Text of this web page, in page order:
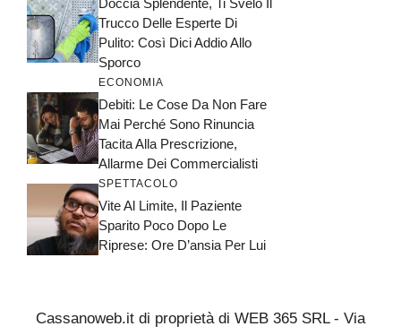
Doccia Splendente, Ti Svelo Il
Trucco Delle Esperte Di
Pulito: Così Dici Addio Allo
Sporco
ECONOMIA
Debiti: Le Cose Da Non Fare
Mai Perché Sono Rinuncia
Tacita Alla Prescrizione,
Allarme Dei Commercialisti
SPETTACOLO
Vite Al Limite, Il Paziente
Sparito Poco Dopo Le
Riprese: Ore D’ansia Per Lui
Cassanoweb.it di proprietà di WEB 365 SRL - Via